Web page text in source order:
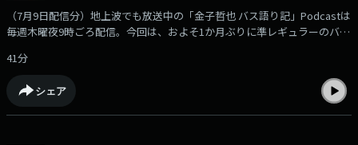
（7月9日配信分）地上波でも放送中の「金子哲也 バス語り記」Podcastは
毎週木曜夜9時ごろ配信。今回は、およそ1か月ぶりに準レギュラーのバス
やこれやディープにトークしています。Podcast限定のおまけのマニアッ
クトークもあります！podcast版のバス語り記もお楽しみください！【出
演】金子哲也（KBCラジオディレクター）沖浜貴彦さん（バス路線探検
家）平城勝太さん（ひらぎさんのおいも 代表）水谷青葉さん
41分
シェア